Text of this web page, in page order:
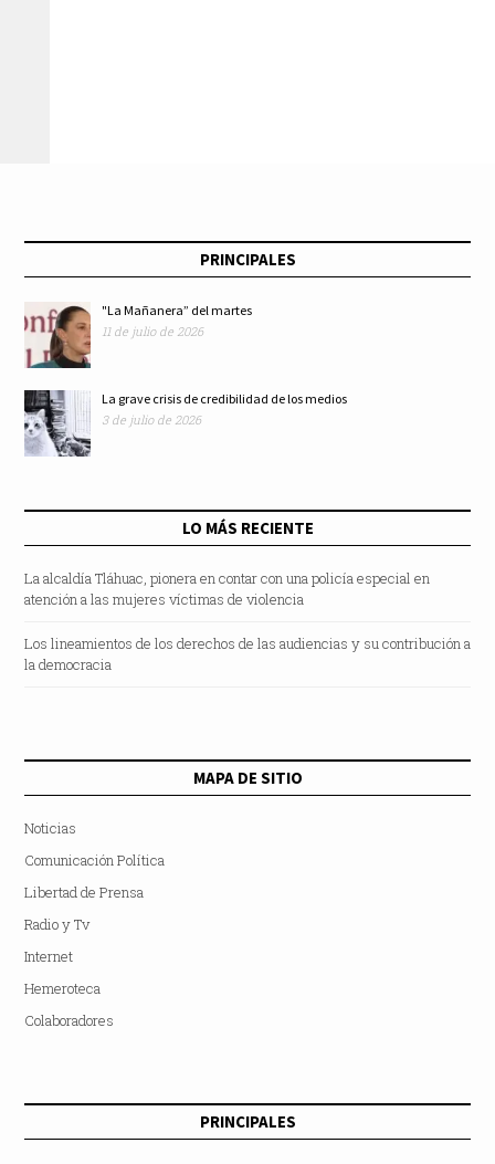
PRINCIPALES
"La Mañanera” del martes
11 de julio de 2026
La grave crisis de credibilidad de los medios
3 de julio de 2026
LO MÁS RECIENTE
La alcaldía Tláhuac, pionera en contar con una policía especial en
atención a las mujeres víctimas de violencia
Los lineamientos de los derechos de las audiencias y su contribución a
la democracia
MAPA DE SITIO
Noticias
Comunicación Política
Libertad de Prensa
Radio y Tv
Internet
Hemeroteca
Colaboradores
PRINCIPALES